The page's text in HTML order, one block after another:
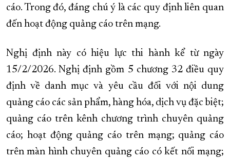
cáo. Trong đó, đáng chú ý là các quy định liên quan
đến hoạt động quảng cáo trên mạng.
Nghị định này có hiệu lực thi hành kể từ ngày
15/2/2026. Nghị định gồm 5 chương 32 điều quy
định về danh mục và yêu cầu đối với nội dung
quảng cáo các sản phẩm, hàng hóa, dịch vụ đặc biệt;
quảng cáo trên kênh chương trình chuyên quảng
cáo; hoạt động quảng cáo trên mạng; quảng cáo
trên màn hình chuyên quảng cáo có kết nối mạng;